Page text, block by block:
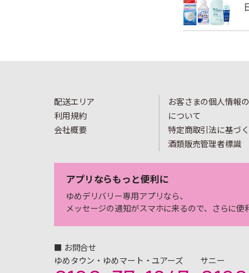
配送エリア
利用規約
会社概要
お客さまの個人情報
について
特定商取引法に基づ
酒類販売管理者標識
アプリならもっと便利に
ゆめデリバリー専用アプリなら、
メッセージの通知がスマホに来るので、さらに便
■ お問合せ
ゆめタウン・ゆめマート・ユアーズ
サニー